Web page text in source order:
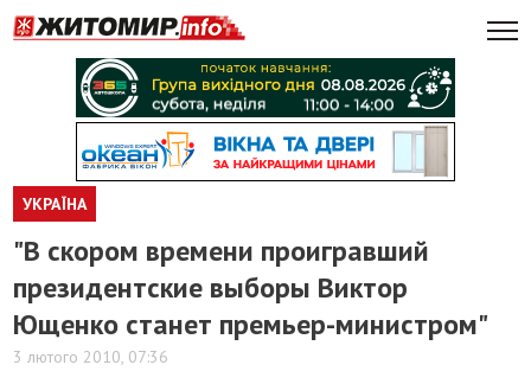
УКРАЇНА
"В скором времени проигравший
президентские выборы Виктор
Ющенко станет премьер-министром"
3 лютого 2010, 07:36